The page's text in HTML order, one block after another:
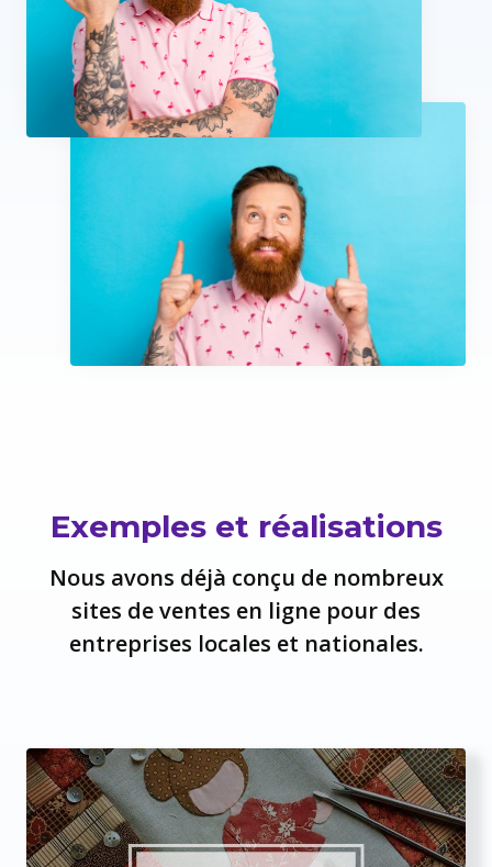
Exemples et réalisations
Nous avons déjà conçu de nombreux
sites de ventes en ligne pour des
entreprises locales et nationales.